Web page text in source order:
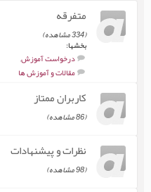
متفرقه
(334 مشاهده)
بخشها:
درخواست آموزش,
مقالات و آموزش ها
کاربران ممتاز
(86 مشاهده)
نظرات و پيشنهادات
(98 مشاهده)